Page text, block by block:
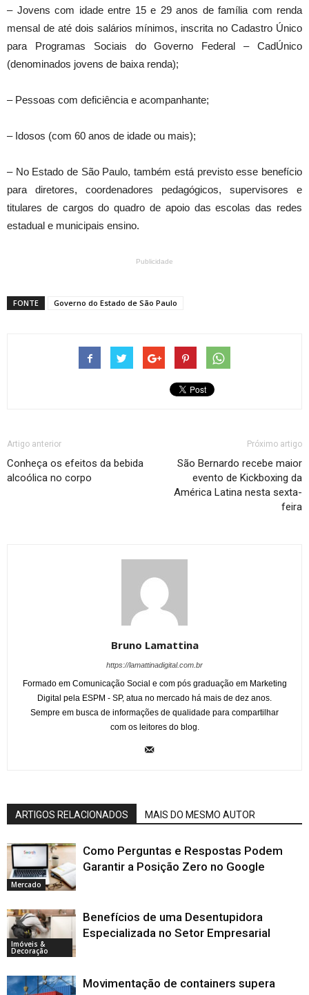
– Jovens com idade entre 15 e 29 anos de família com renda
mensal de até dois salários mínimos, inscrita no Cadastro Único
para Programas Sociais do Governo Federal – CadÚnico
(denominados jovens de baixa renda);
– Pessoas com deficiência e acompanhante;
– Idosos (com 60 anos de idade ou mais);
– No Estado de São Paulo, também está previsto esse benefício
para diretores, coordenadores pedagógicos, supervisores e
titulares de cargos do quadro de apoio das escolas das redes
estadual e municipais ensino.
Publicidade
FONTE Governo do Estado de São Paulo
Artigo anterior
Conheça os efeitos da bebida
alcoólica no corpo
Próximo artigo
São Bernardo recebe maior
evento de Kickboxing da
América Latina nesta sexta-
feira
Bruno Lamattina
https://lamattinadigital.com.br
Formado em Comunicação Social e com pós graduação em Marketing
Digital pela ESPM - SP, atua no mercado há mais de dez anos.
Sempre em busca de informações de qualidade para compartilhar
com os leitores do blog.
ARTIGOS RELACIONADOS MAIS DO MESMO AUTOR
Mercado
Como Perguntas e Respostas Podem
Garantir a Posição Zero no Google
Imóveis &
Decoração
Benefícios de uma Desentupidora
Especializada no Setor Empresarial
Movimentação de containers supera